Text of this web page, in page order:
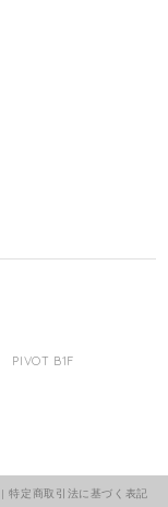
PIVOT B1F
|特定商取引法に基づく表記